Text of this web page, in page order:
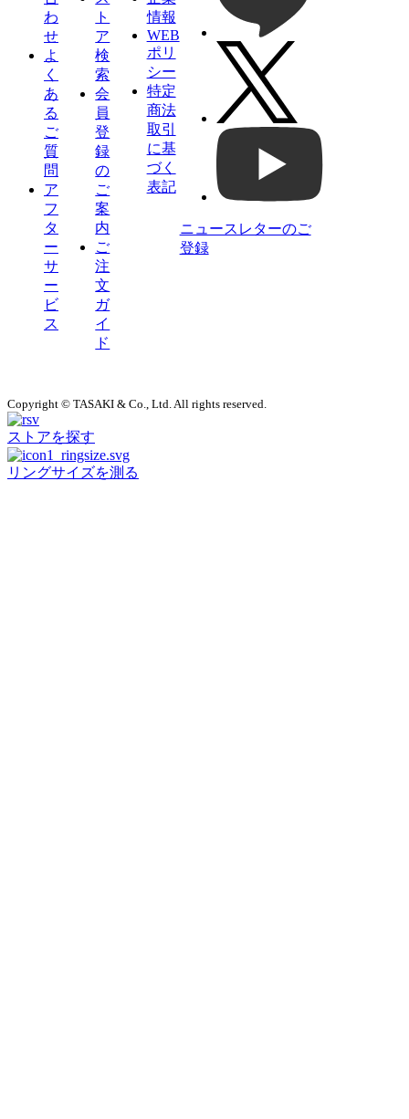
わ
せ
よ
く
あ
る
ご
質
問
ア
フ
タ
ー
サ
ー
ビ
ス
ト
ア
検
索
会
員
登
録
の
ご
案
内
ご
注
文
ガ
イ
ド
情報
WEB
ポリ
シー
特定
商法
取引
に基
づく
表記
ニュースレターのご
登録
Copyright © TASAKI & Co., Ltd. All rights reserved.
ストアを探す
リングサイズを測る